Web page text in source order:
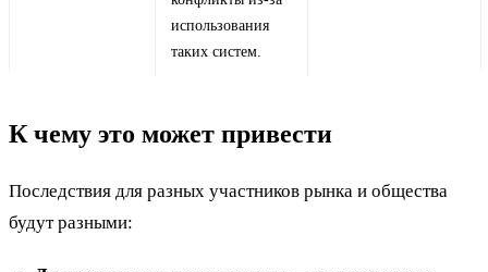
использования
таких систем.
К чему это может привести
Последствия для разных участников рынка и общества
будут разными: